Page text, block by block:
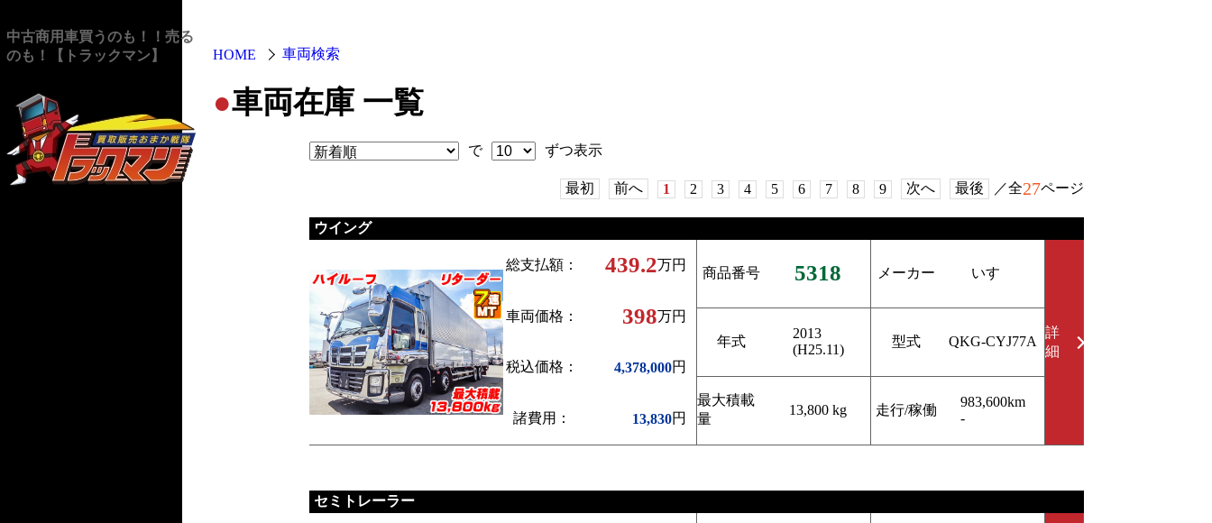
中古商用車買うのも！！売る
のも！【トラックマン】
HOME 車両検索
●車両在庫 一覧
で ずつ表示
最初 前へ 1 2 3 4 5 6 7 8 9 次へ 最後 ／全27ページ
ウイング
総支払額： 439.2万円
車両価格： 398万円
税込価格： 4,378,000円
諸費用： 13,830円
商品番号 5318 メーカー いすゞ
年式
2013
(H25.11)
型式 QKG-CYJ77A
最大積載
量
13,800 kg 走行/稼働
983,600km
-
詳
細
セミトレーラー